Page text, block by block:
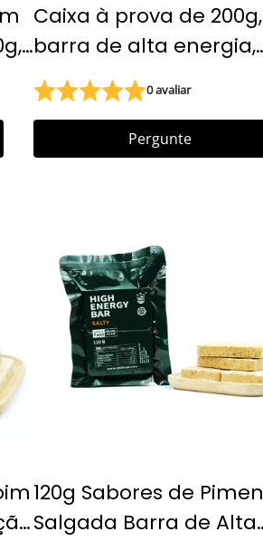
Caixa à prova de 200g,
barra de alta energia,
ração alimentar de
emergência, biscoitos
comprimidos,
navio
0 avaliar
Pergunte
120g Sabores de
Salgada Barra de Alta